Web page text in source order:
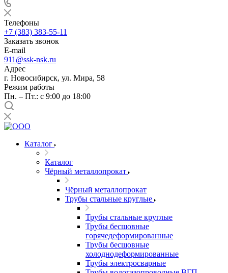
Телефоны
+7 (383) 383-55-11
Заказать звонок
E-mail
911@ssk-nsk.ru
Адрес
г. Новосибирск, ул. Мира, 58
Режим работы
Пн. – Пт.: с 9:00 до 18:00
Каталог
Каталог
Чёрный металлопрокат
Чёрный металлопрокат
Трубы стальные круглые
Трубы стальные круглые
Трубы бесшовные
горячедеформированные
Трубы бесшовные
холоднодеформированные
Трубы электросварные